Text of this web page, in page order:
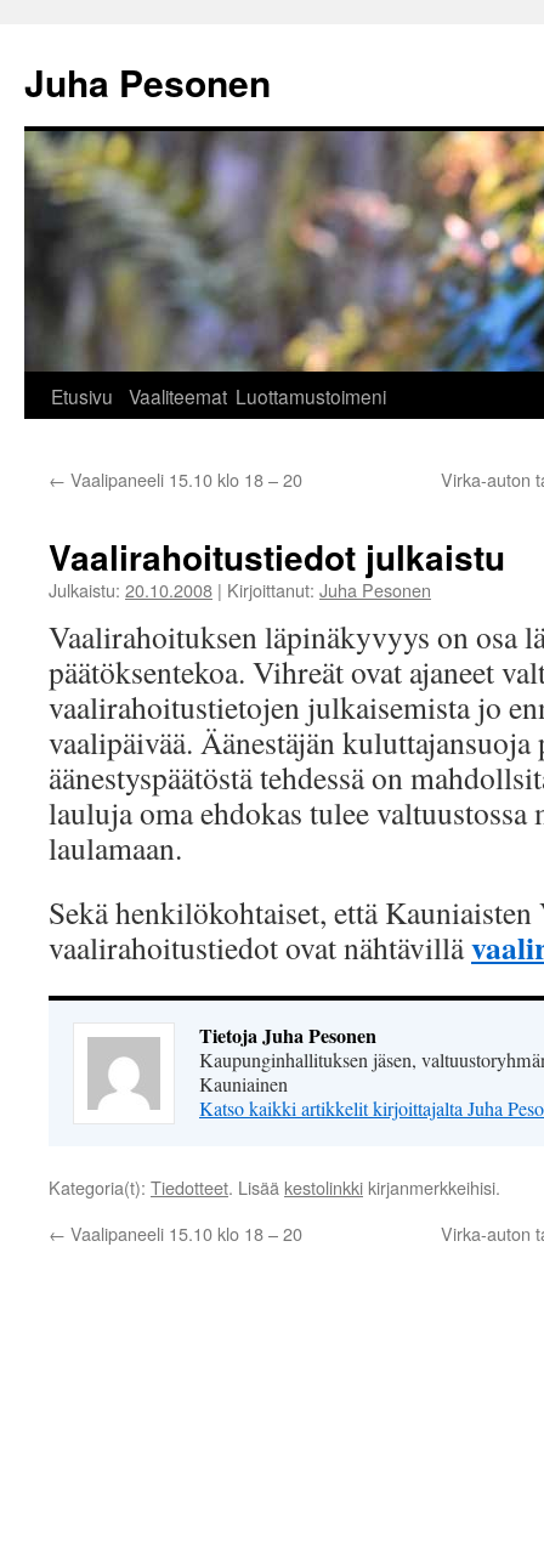
Juha Pesonen
Etusivu Vaaliteemat Luottamustoimeni
← Vaalipaneeli 15.10 klo 18 – 20 Virka-auton
Vaalirahoitustiedot julkaistu
Julkaistu: 20.10.2008 | Kirjoittanut: Juha Pesonen
Vaalirahoituksen läpinäkyvyys on osa
päätöksentekoa. Vihreät ovat ajaneet
vaalirahoitustietojen julkaisemista jo
vaalipäivää. Äänestäjän kuluttajansuoja
äänestyspäätöstä tehdessä on
lauluja oma ehdokas tulee valtuustossa
laulamaan.
Sekä henkilökohtaiset, että
vaalirahoitustiedot ovat nähtävillä
Tietoja Juha Pesonen
Kaupunginhallituksen jäsen,
Kauniainen
Katso kaikki artikkelit kirjoittajalta Juha
Kategoria(t): Tiedotteet. Lisää kestolinkki kirjanmerkkeihisi.
← Vaalipaneeli 15.10 klo 18 – 20 Virka-auton